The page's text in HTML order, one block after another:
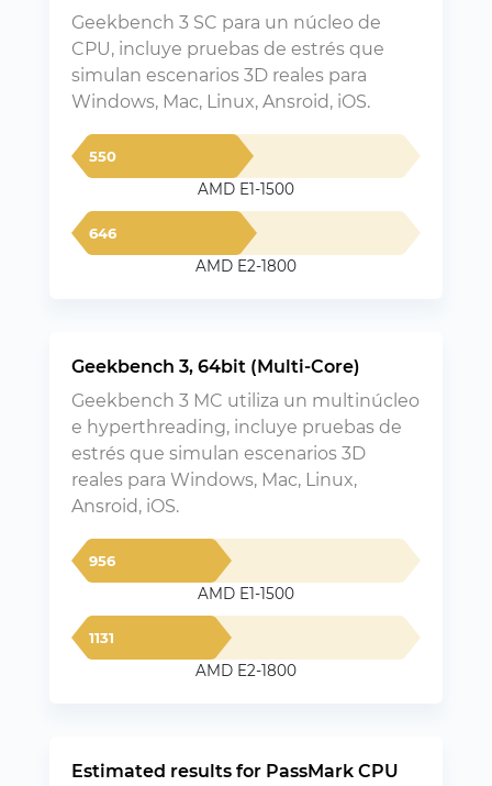
Geekbench 3 SC para un núcleo de
CPU, incluye pruebas de estrés que
simulan escenarios 3D reales para
Windows, Mac, Linux, Ansroid, iOS.
550
AMD E1-1500
646
AMD E2-1800
Geekbench 3, 64bit (Multi-Core)
Geekbench 3 MC utiliza un multinúcleo
e hyperthreading, incluye pruebas de
estrés que simulan escenarios 3D
reales para Windows, Mac, Linux,
Ansroid, iOS.
956
AMD E1-1500
1131
AMD E2-1800
Estimated results for PassMark CPU